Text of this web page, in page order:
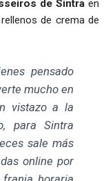
de Sintra en
de crema de
pensado
mucho en
vistazo a la
para Sintra
sale más
online por